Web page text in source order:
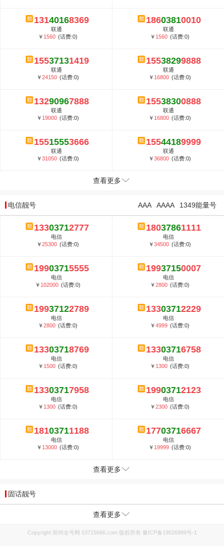
13140168369
联通
￥ 1560 (话费:0)
18603810010
联通
￥ 1560 (话费:0)
15537131419
联通
￥24150 (话费:0)
15538299888
联通
￥ 16800 (话费:0)
13290967888
联通
￥ 19000 (话费:0)
15538300888
联通
￥ 16800 (话费:0)
15515553666
联通
￥31050 (话费:0)
15544189999
联通
￥36800 (话费:0)
查看更多
电信靓号 1349能量号
AAAA
AAA
13303712777
电信
￥25300 (话费:0)
18037861111
电信
￥34500 (话费:0)
19903715555
电信
￥ 102000 (话费:0)
19937150007
电信
￥2800 (话费:0)
19937122789
电信
￥2800 (话费:0)
13303712229
电信
￥4999 (话费:0)
13303718769
电信
￥ 1500 (话费:0)
13303716758
电信
￥ 1300 (话费:0)
13303717958
电信
￥ 1300 (话费:0)
19903712123
电信
￥2300 (话费:0)
18103711188
电信
￥ 13000 (话费:0)
17703716667
电信
￥ 19999 (话费:0)
查看更多
固话靓号
查看更多
Copyright 郑州全号网 03715666.com 版权所有 豫ICP备19026889号-1